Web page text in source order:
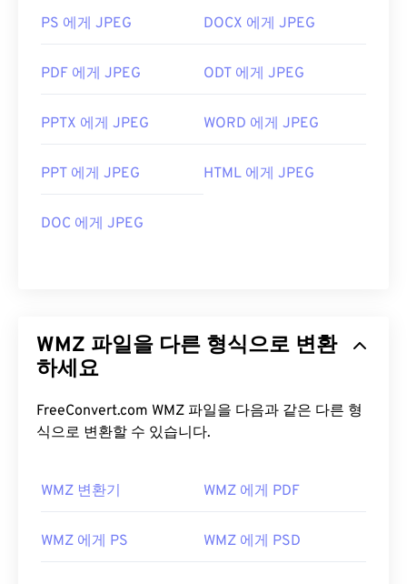
PS 에게 JPEG DOCX 에게 JPEG
PDF 에게 JPEG ODT 에게 JPEG
PPTX 에게 JPEG WORD 에게 JPEG
PPT 에게 JPEG HTML 에게 JPEG
DOC 에게 JPEG
WMZ 파일을 다른 형식으로 변환
하세요
FreeConvert.com WMZ 파일을 다음과 같은 다른 형
식으로 변환할 수 있습니다.
WMZ 변환기 WMZ 에게 PDF
WMZ 에게 PS WMZ 에게 PSD